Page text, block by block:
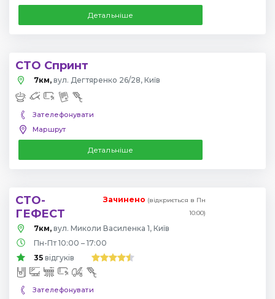
Детальніше
СТО Спринт
7км, вул. Дегтяренко 26/28, Київ
Зателефонувати
Маршрут
Детальніше
СТО-
ГЕФЕСТ
Зачинено (відкриється в Пн
10:00)
7км, вул. Миколи Василенка 1, Київ
Пн-Пт 10:00 – 17:00
35 відгуків
Зателефонувати